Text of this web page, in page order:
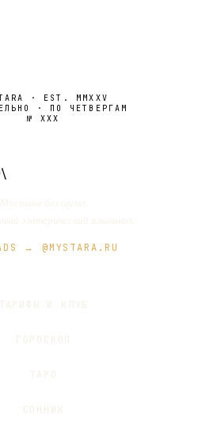
· EST. MMXXV
· ПО ЧЕТВЕРГАМ
№ XXX
→ @MYSTARA.RU
ТАРИФЫ И КЛУБ
ГОРОСКОП
ТАРО
СОННИК